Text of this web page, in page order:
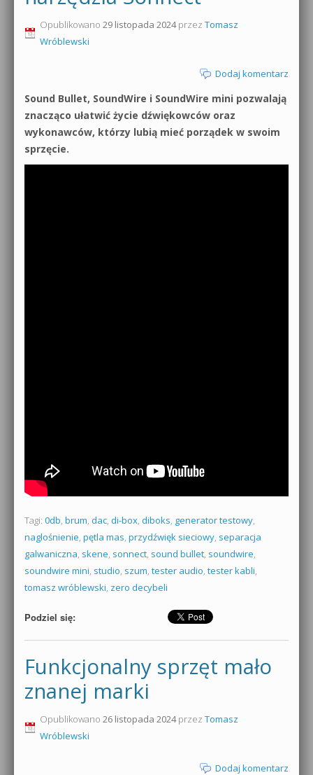
Produkcja muzyczna od podstaw
Sound Forge od podstaw
Dubstep z syntezatorem Massive
Kontakt 5 Kompendium
0dB.pl - informacje
Archiwum aktualności
Polityka prywatności
Opublikowano 29 listopada 2024przez Tomasz
Wróblewski
Dodaj komentarz
Sound Bullet, SoundWire i SoundWire mini pozwalają
znacząco ułatwić życie dźwiękowców oraz
wykonawców, którzy lubią mieć porządek w swoim
sprzęcie.
Tagi: 0db, brum, dac, di-box, diboks, generator testowy,
naglośnienie, pętla mas, przydźwięk sieciowy, separacja
galwaniczna, skene, sonnect, sound bullet, soundwire,
soundwire mini, studio, szum, tester audio, tester kabli,
tomasz wróblewski, zero decybeli
Podziel się:
Funkcjonalny sprzęt mało
znanej marki
Opublikowano 26 listopada 2024przez Tomasz
Wróblewski
Dodaj komentarz